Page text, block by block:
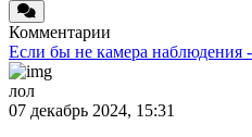
Комментарии
Если бы не камера наблюдения
лол
07 декабрь 2024, 15:31